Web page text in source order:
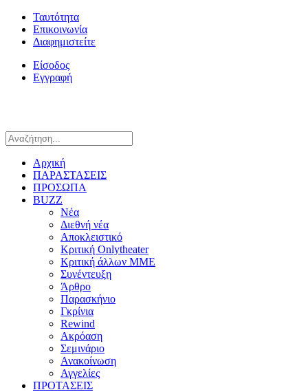
Ταυτότητα
Επικοινωνία
Διαφημιστείτε
Είσοδος
Εγγραφή
Αρχική
ΠΑΡΑΣΤΑΣΕΙΣ
ΠΡΟΣΩΠΑ
BUZZ
Νέα
Διεθνή νέα
Αποκλειστικό
Κριτική Onlytheater
Κριτική άλλων ΜΜΕ
Συνέντευξη
Άρθρο
Παρασκήνιο
Γκρίνια
Rewind
Ακρόαση
Σεμινάριο
Ανακοίνωση
Αγγελίες
ΠΡΟΤΑΣΕΙΣ